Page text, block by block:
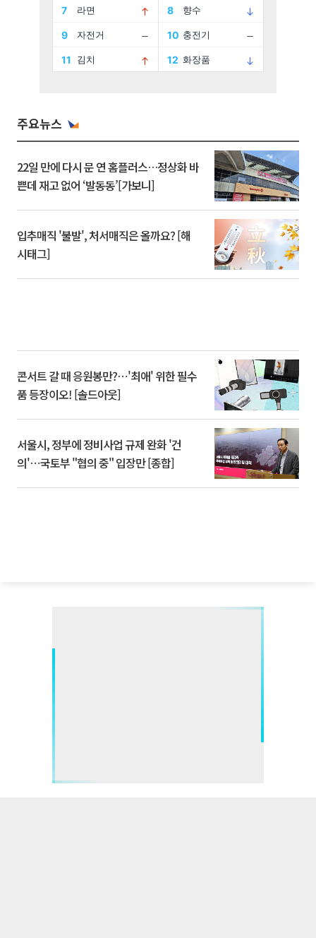
주요뉴스
22일 만에 다시 문 연 홈플러스…정상화 바
쁜데 재고 없어 ‘발동동’[가보니]
입추매직 '불발', 처서매직은 올까요? [해
시태그]
콘서트 갈 때 응원봉만?⋯'최애' 위한 필수
품 등장이오! [솔드아웃]
서울시, 정부에 정비사업 규제 완화 '건
의'⋯국토부 "협의 중" 입장만 [종합]